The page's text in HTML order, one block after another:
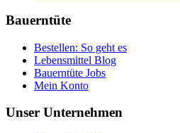
Bauerntüte
Bestellen: So geht es
Lebensmittel Blog
Bauerntüte Jobs
Mein Konto
Unser Unternehmen